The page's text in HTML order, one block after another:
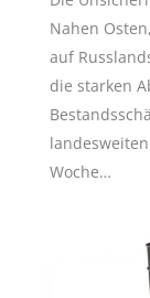
Nahen
auf
die starken
Woche…